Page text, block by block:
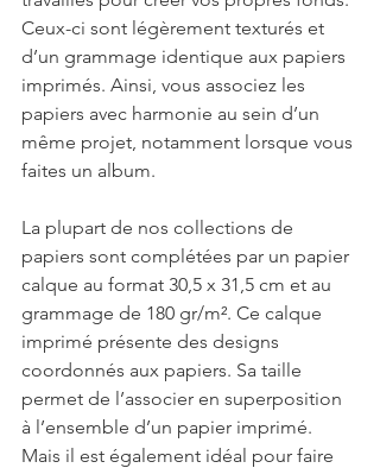
Ceux-ci sont légèrement texturés et
d’un grammage identique aux papiers
imprimés. Ainsi, vous associez les
papiers avec harmonie au sein d’un
même projet, notamment lorsque vous
faites un album.
La plupart de nos collections de
papiers sont complétées par un papier
calque au format 30,5 x 31,5 cm et au
grammage de 180 gr/m². Ce calque
imprimé présente des designs
coordonnés aux papiers. Sa taille
permet de l’associer en superposition
à l’ensemble d’un papier imprimé.
Mais il est également idéal pour faire